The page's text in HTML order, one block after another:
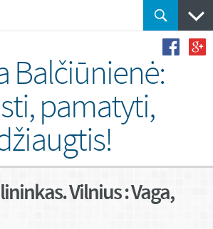
Balčiūnienė:
pamatyti,
Vilnius : Vaga,